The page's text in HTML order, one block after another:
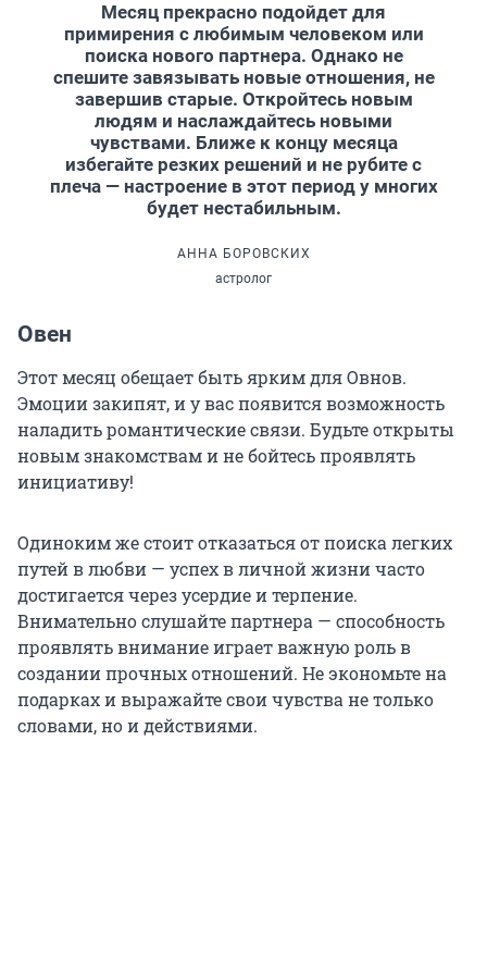
Месяц прекрасно подойдет для
примирения с любимым человеком или
поиска нового партнера. Однако не
спешите завязывать новые отношения, не
завершив старые. Откройтесь новым
людям и наслаждайтесь новыми
чувствами. Ближе к концу месяца
избегайте резких решений и не рубите с
плеча — настроение в этот период у многих
будет нестабильным.
АННА БОРОВСКИХ
астролог
Овен
Этот месяц обещает быть ярким для Овнов.
Эмоции закипят, и у вас появится возможность
наладить романтические связи. Будьте открыты
новым знакомствам и не бойтесь проявлять
инициативу!
Одиноким же стоит отказаться от поиска легких
путей в любви — успех в личной жизни часто
достигается через усердие и терпение.
Внимательно слушайте партнера — способность
проявлять внимание играет важную роль в
создании прочных отношений. Не экономьте на
подарках и выражайте свои чувства не только
словами, но и действиями.